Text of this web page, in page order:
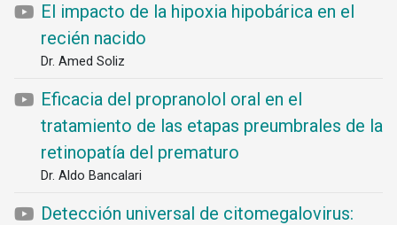
El impacto de la hipoxia hipobárica en el
recién nacido
Dr. Amed Soliz
Eficacia del propranolol oral en el
tratamiento de las etapas preumbrales de la
retinopatía del prematuro
Dr. Aldo Bancalari
Detección universal de citomegalovirus: